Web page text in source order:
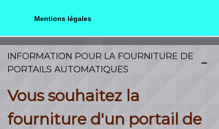
Mentions légales
INFORMATION POUR LA FOURNITURE DE
PORTAILS AUTOMATIQUES
Vous souhaitez la
fourniture d'un portail de